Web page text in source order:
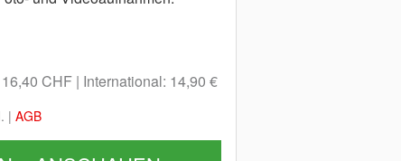
CHF International: 14,90 €
| AGB